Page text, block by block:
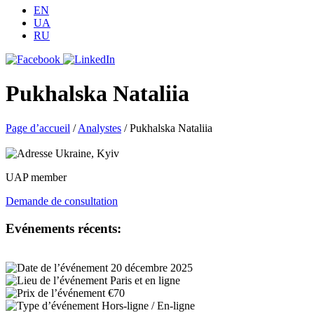
EN
UA
RU
Pukhalska Nataliia
Page d’accueil /Analystes /Pukhalska Nataliia
Ukraine, Kyiv
UAP member
Demande de consultation
Evénements récents:
20 décembre 2025
Paris et en ligne
€70
Hors-ligne / En-ligne